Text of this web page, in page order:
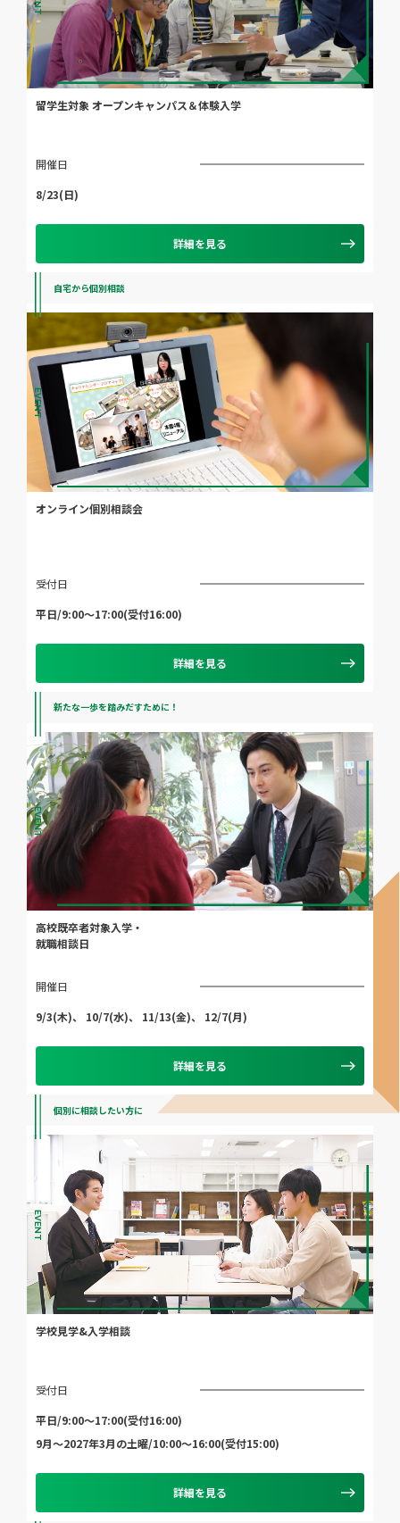
留学生対象 オープンキャンパス＆体験入学
開催日
8/23(日)
詳細を見る
自宅から個別相談
EVENT
オンライン個別相談会
受付日
平日/9:00～17:00(受付16:00)
詳細を見る
新たな一歩を踏みだすために！
EVENT
高校既卒者対象入学・
就職相談日
開催日
9/3(木)、 10/7(水)、 11/13(金)、 12/7(月)
詳細を見る
個別に相談したい方に
EVENT
学校見学&入学相談
受付日
平日/9:00～17:00(受付16:00)
9月～2027年3月の土曜/10:00～16:00(受付15:00)
詳細を見る